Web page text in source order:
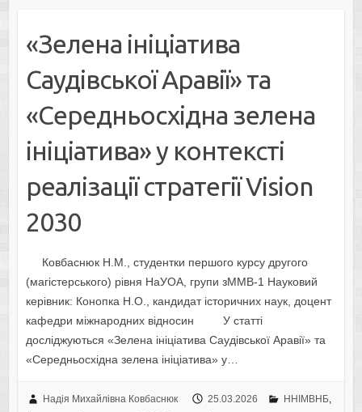
«Зелена ініціатива
Саудівської Аравії» та
«Середньосхідна зелена
ініціатива» у контексті
реалізації стратегії Vision
2030
Ковбаснюк Н.М., студентки першого курсу другого
(магістерського) рівня НаУОА, групи зММВ-1 Науковий
керівник: Конопка Н.О., кандидат історичних наук, доцент
кафедри міжнародних відносин У статті
досліджуються «Зелена ініціатива Саудівської Аравії» та
«Середньосхідна зелена ініціатива» у…
Надія Михайлівна Ковбаснюк 25.03.2026 ННІМВНБ,